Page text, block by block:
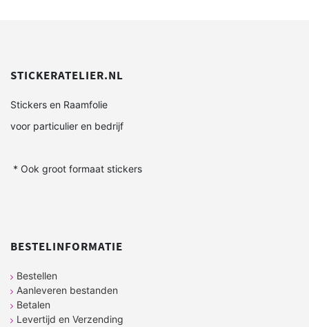
STICKERATELIER.NL
Stickers en Raamfolie
voor particulier en bedrijf
* Ook groot formaat stickers
BESTELINFORMATIE
Bestellen
Aanleveren bestanden
Betalen
Levertijd en Verzending